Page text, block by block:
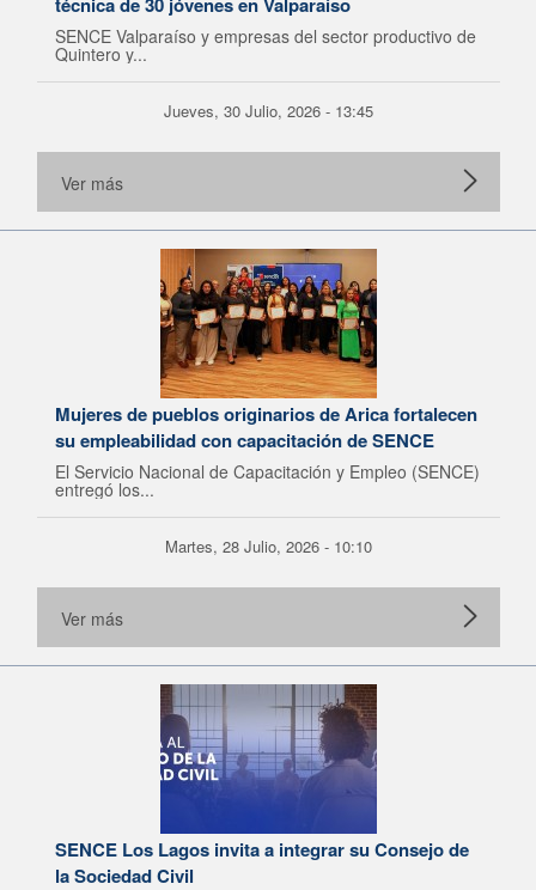
SENCE Valparaíso y empresas del sector productivo de
Quintero y...
Jueves, 30 Julio, 2026 - 13:45
Ver más
Mujeres de pueblos originarios de Arica fortalecen
su empleabilidad con capacitación de SENCE
El Servicio Nacional de Capacitación y Empleo (SENCE)
entregó los...
Martes, 28 Julio, 2026 - 10:10
Ver más
SENCE Los Lagos invita a integrar su Consejo de
la Sociedad Civil